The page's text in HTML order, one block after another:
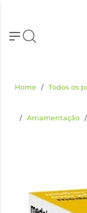
Home Todos os
Amamentação